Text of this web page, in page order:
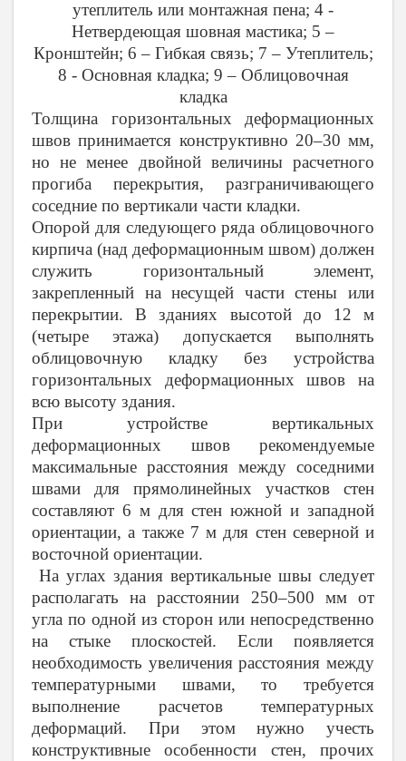
утеплитель или монтажная пена; 4 -
Нетвердеющая шовная мастика; 5 –
Кронштейн; 6 – Гибкая связь; 7 – Утеплитель;
8 - Основная кладка; 9 – Облицовочная
кладка
Толщина горизонтальных деформационных
швов принимается конструктивно 20–30 мм,
но не менее двойной величины расчетного
прогиба перекрытия, разграничивающего
соседние по вертикали части кладки.
Опорой для следующего ряда облицовочного
кирпича (над деформационным швом) должен
служить горизонтальный элемент,
закрепленный на несущей части стены или
перекрытии. В зданиях высотой до 12 м
(четыре этажа) допускается выполнять
облицовочную кладку без устройства
горизонтальных деформационных швов на
всю высоту здания.
При устройстве вертикальных
деформационных швов рекомендуемые
максимальные расстояния между соседними
швами для прямолинейных участков стен
составляют 6 м для стен южной и западной
ориентации, а также 7 м для стен северной и
восточной ориентации.
На углах здания вертикальные швы следует
располагать на расстоянии 250–500 мм от
угла по одной из сторон или непосредственно
на стыке плоскостей. Если появляется
необходимость увеличения расстояния между
температурными швами, то требуется
выполнение расчетов температурных
деформаций. При этом нужно учесть
конструктивные особенности стен, прочих